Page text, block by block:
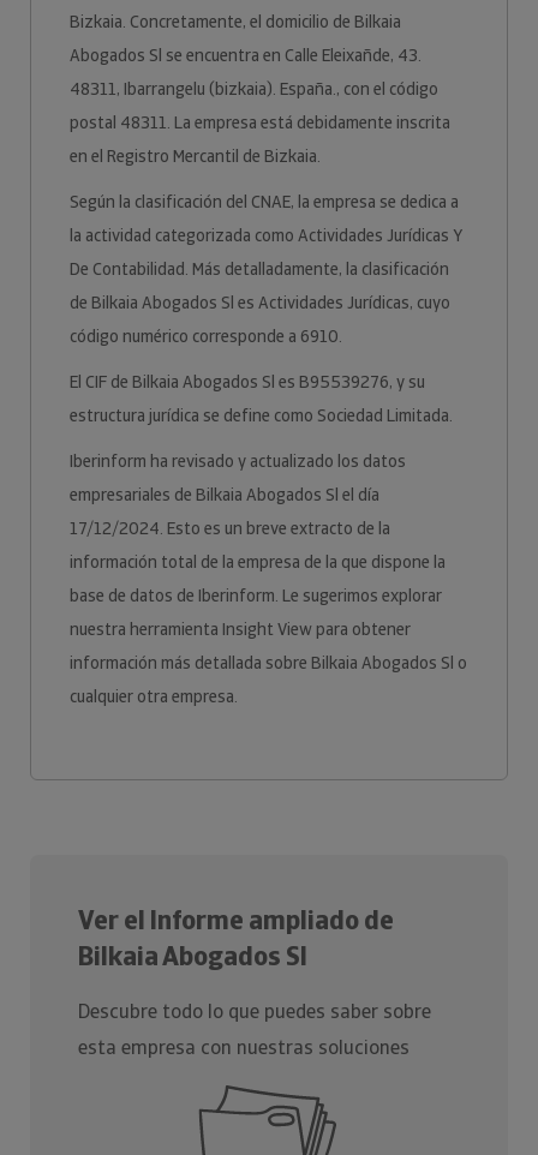
Bizkaia. Concretamente, el domicilio de Bilkaia
Abogados Sl se encuentra en Calle Eleixañde, 43.
48311, Ibarrangelu (bizkaia). España., con el código
postal 48311. La empresa está debidamente inscrita
en el Registro Mercantil de Bizkaia.
Según la clasificación del CNAE, la empresa se dedica a
la actividad categorizada como Actividades Jurídicas Y
De Contabilidad. Más detalladamente, la clasificación
de Bilkaia Abogados Sl es Actividades Jurídicas, cuyo
código numérico corresponde a 6910.
El CIF de Bilkaia Abogados Sl es B95539276, y su
estructura jurídica se define como Sociedad Limitada.
Iberinform ha revisado y actualizado los datos
empresariales de Bilkaia Abogados Sl el día
17/12/2024. Esto es un breve extracto de la
información total de la empresa de la que dispone la
base de datos de Iberinform. Le sugerimos explorar
nuestra herramienta Insight View para obtener
información más detallada sobre Bilkaia Abogados Sl o
cualquier otra empresa.
Ver el Informe ampliado de
Bilkaia Abogados Sl
Descubre todo lo que puedes saber sobre
esta empresa con nuestras soluciones